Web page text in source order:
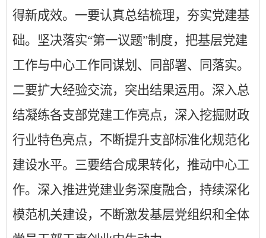
得新成效。一要认真总结梳理，夯实党建基
础。坚决落实“第一议题”制度，把基层党建
工作与中心工作同谋划、同部署、同落实。
二要扩大经验交流，突出结果运用。深入总
结凝练各支部党建工作亮点，深入挖掘财政
行业特色亮点，不断提升支部标准化规范化
建设水平。三要结合成果转化，推动中心工
作。深入推进党建业务深度融合，持续深化
模范机关建设，不断激发基层党组织和全体